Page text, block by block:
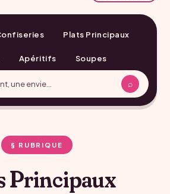
Plats Principaux
Apéritifs Soupes
⌕
§ RUBRIQUE
Principaux